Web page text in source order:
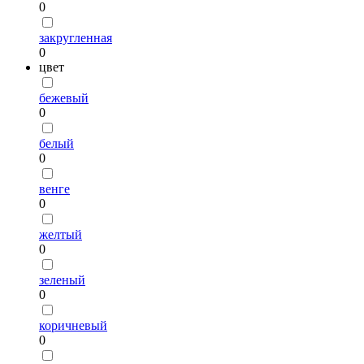
0
закругленная
0
цвет
бежевый
0
белый
0
венге
0
желтый
0
зеленый
0
коричневый
0